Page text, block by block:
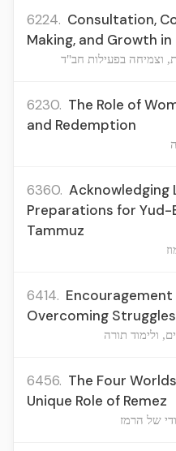
6224. Consultation,
Making, and Growth
וצמיחה בפעילות חב"ד
6230. The Role of
and Redemption
6360. Acknowledging
Preparations for Yud-
Tammuz
6414.
Overcoming
ולימוד תורה
6456. The Four
Unique Role of Remez
של הרמז